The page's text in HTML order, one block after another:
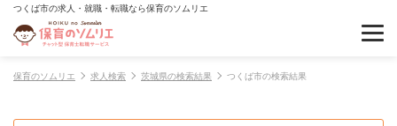
つくば市の求人・就職・転職なら保育のソムリエ
保育のソムリエ 求人検索 茨城県の検索結果 つくば市の検索結果